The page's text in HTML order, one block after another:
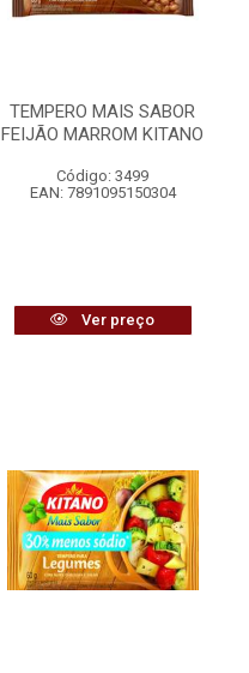
TEMPERO MAIS SABOR
FEIJÃO MARROM KITANO
Código: 3499
EAN: 7891095150304
Ver preço